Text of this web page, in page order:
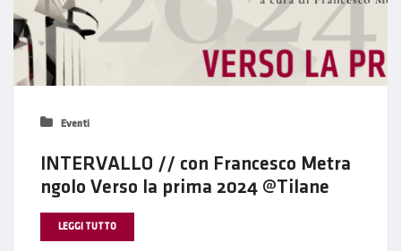
Eventi
INTERVALLO // con Francesco Metra
ngolo Verso la prima 2024 @Tilane
LEGGI TUTTO